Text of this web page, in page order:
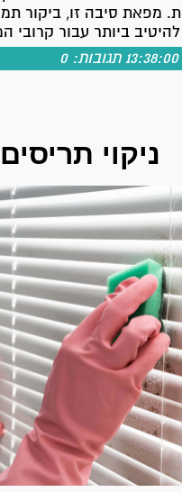
מפאת סיבה זו, ביקור
להיטיב ביותר עבור
תגובות:0
ניקוי תריסים